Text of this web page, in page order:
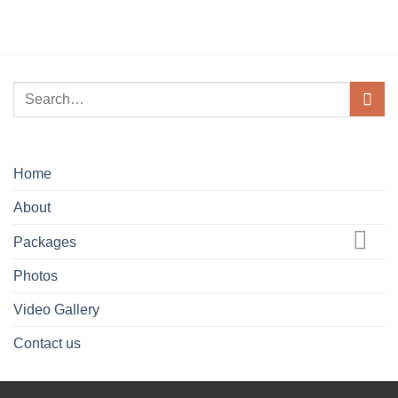
Home
About
Packages
Photos
Video Gallery
Contact us